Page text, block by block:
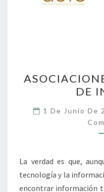
DE
1 De Junio De
La verdad es que,
tecnología y la
encontrar información